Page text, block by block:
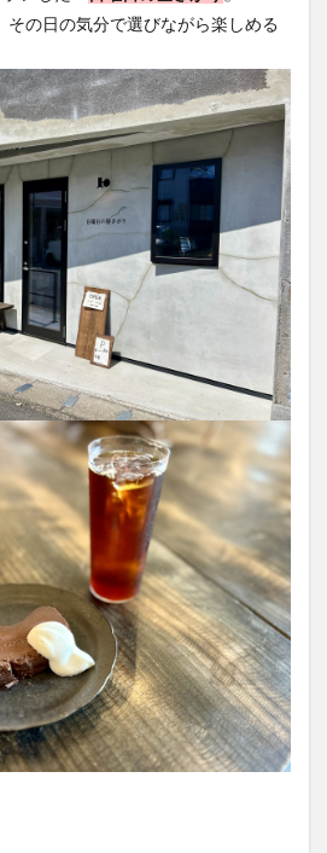
その日の気分で選びながら楽しめる